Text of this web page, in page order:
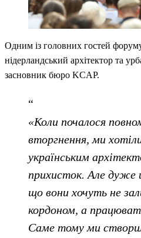
Одним із головних гостей
нідерландський архітектор та
засновник бюро KCAP.
«Коли почалося
вторгнення, ми
українським
прихисток. Але дуже
що вони хочуть не
кордоном, а
Саме тому ми